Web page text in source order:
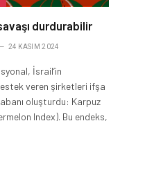
durdurabilir
24 KASIM 2024
İsrail’in
veren şirketleri ifşa
oluşturdu: Karpuz
Index). Bu endeks,